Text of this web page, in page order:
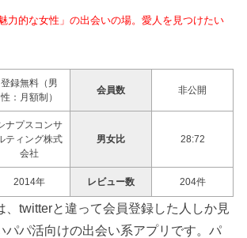
力的な女性」の出会いの場。愛人を見つけたい
登録無料（男
性：月額制）
会員数 非公開
ナプスコンサ
ティング株式
会社
男女比 28:72
2014年 レビュー数 204件
、twitterと違って会員登録した人しか見
パパ活向けの出会い系アプリです。パ